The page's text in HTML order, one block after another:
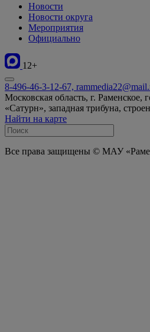
Новости
Новости округа
Мероприятия
Официально
12+
8-496-46-3-12-67,
Московская область, г. Раменское,
«Сатурн», западная трибуна,
Найти на карте
Все права защищены © МАУ